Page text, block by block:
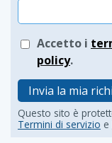
Accetto i
policy.
Invia la mia
Questo sito è
Termini di servizio e